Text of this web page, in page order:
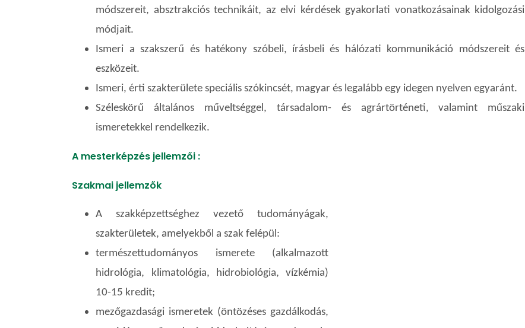
módszereit, absztrakciós technikáit, az elvi kérdések gyakorlati vonatkozásainak kidolgozási
módjait.
Ismeri a szakszerű és hatékony szóbeli, írásbeli és hálózati kommunikáció módszereit és
eszközeit.
Ismeri, érti szakterülete speciális szókincsét, magyar és legalább egy idegen nyelven egyaránt.
Széleskörű általános műveltséggel, társadalom- és agrártörténeti, valamint műszaki
ismeretekkel rendelkezik.
A mesterképzés jellemzői :
Szakmai jellemzők
A szakképzettséghez vezető tudományágak,
szakterületek, amelyekből a szak felépül:
természettudományos ismerete (alkalmazott
hidrológia, klimatológia, hidrobiológia, vízkémia)
10-15 kredit;
mezőgazdasági ismeretek (öntözéses gazdálkodás,